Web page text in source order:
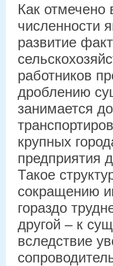
Как отмечено
численности
развитие
работников
дроблению
занимается
крупных
предприятия
Такое
сокращению
гораздо
другой – к
вследствие